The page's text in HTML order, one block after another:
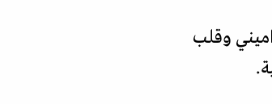
تشواميني وقلب